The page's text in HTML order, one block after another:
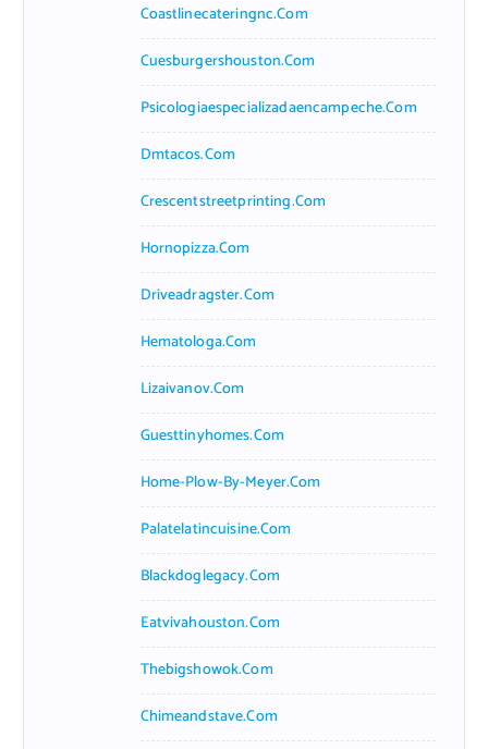
Coastlinecateringnc.com
Cuesburgershouston.com
Psicologiaespecializadaencampeche.com
Dmtacos.com
Crescentstreetprinting.com
Hornopizza.com
Driveadragster.com
Hematologa.com
Lizaivanov.com
Guesttinyhomes.com
Home-Plow-By-Meyer.com
Palatelatincuisine.com
Blackdoglegacy.com
Eatvivahouston.com
Thebigshowok.com
Chimeandstave.com